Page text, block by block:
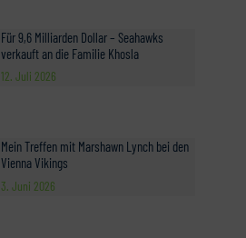
Für 9,6 Milliarden Dollar – Seahawks
verkauft an die Familie Khosla
12. Juli 2026
Mein Treffen mit Marshawn Lynch bei den
Vienna Vikings
3. Juni 2026